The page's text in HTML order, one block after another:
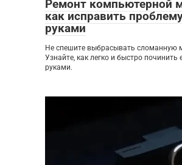
Ремонт компьютерной
как исправить
руками
Не спешите выбрасывать сломанную
Узнайте, как легко и быстро починить
руками.